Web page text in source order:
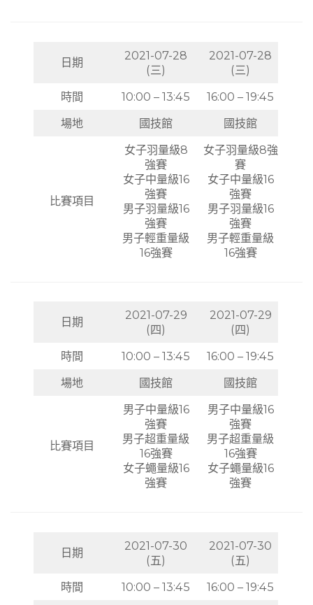
日期
2021-07-28
(三)
2021-07-28
(三)
時間
10:00 – 13:45
16:00 – 19:45
場地
國技館 國技館
比賽項目
女子羽量級8
強賽
女子中量級16
強賽
男子羽量級16
強賽
男子輕重量級
16強賽
女子羽量級8強
賽
女子中量級16
強賽
男子羽量級16
強賽
男子輕重量級
16強賽
日期
2021-07-29
(四)
2021-07-29
(四)
時間
10:00 – 13:45
16:00 – 19:45
場地
國技館 國技館
比賽項目
男子中量級16
強賽
男子超重量級
16強賽
女子蠅量級16
強賽
男子中量級16
強賽
男子超重量級
16強賽
女子蠅量級16
強賽
日期
2021-07-30
(五)
2021-07-30
(五)
時間
10:00 – 13:45
16:00 – 19:45